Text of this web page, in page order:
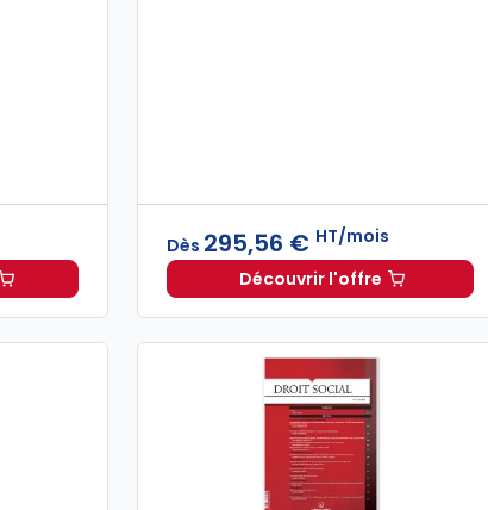
à 82,66 € HT/mois
Dès 295,56 € HT/mois
Découvrir l'offreNavis Social à